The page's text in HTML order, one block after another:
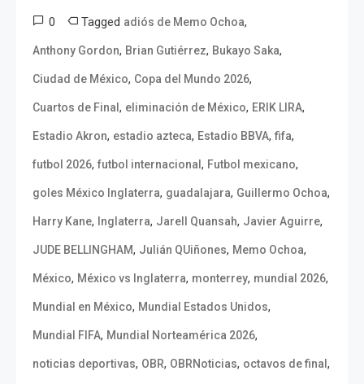
0 Tagged adiós de Memo Ochoa,
Anthony Gordon, Brian Gutiérrez, Bukayo Saka,
Ciudad de México, Copa del Mundo 2026,
Cuartos de Final , eliminación de México, ERIK LIRA,
Estadio Akron, estadio azteca, Estadio BBVA, fifa,
futbol 2026, futbol internacional , Futbol mexicano,
goles México Inglaterra, guadalajara, Guillermo Ochoa,
Harry Kane, Inglaterra, Jarell Quansah, Javier Aguirre,
JUDE BELLINGHAM, Julián QUiñones, Memo Ochoa,
México, México vs Inglaterra, monterrey, mundial 2026,
Mundial en México, Mundial Estados Unidos,
Mundial FIFA, Mundial Norteamérica 2026,
noticias deportivas, OBR, OBRNoticias, octavos de final ,